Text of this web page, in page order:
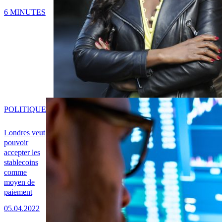
6 MINUTES
Londres veut
pouvoir
accepter les
stablecoins
comme
moyen de
paiement
05.04.2022
POLITIQUE